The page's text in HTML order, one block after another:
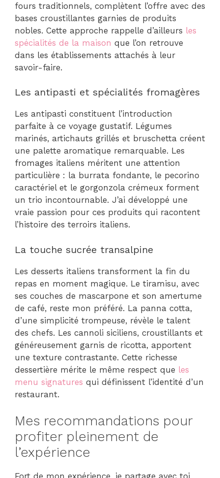
fours traditionnels, complètent l’offre avec des
bases croustillantes garnies de produits
nobles. Cette approche rappelle d’ailleurs les
spécialités de la maison que l’on retrouve
dans les établissements attachés à leur
savoir-faire.
Les antipasti et spécialités fromagères
Les antipasti constituent l’introduction
parfaite à ce voyage gustatif. Légumes
marinés, artichauts grillés et bruschetta créent
une palette aromatique remarquable. Les
fromages italiens méritent une attention
particulière : la burrata fondante, le pecorino
caractériel et le gorgonzola crémeux forment
un trio incontournable. J’ai développé une
vraie passion pour ces produits qui racontent
l’histoire des terroirs italiens.
La touche sucrée transalpine
Les desserts italiens transforment la fin du
repas en moment magique. Le tiramisu, avec
ses couches de mascarpone et son amertume
de café, reste mon préféré. La panna cotta,
d’une simplicité trompeuse, révèle le talent
des chefs. Les cannoli siciliens, croustillants et
généreusement garnis de ricotta, apportent
une texture contrastante. Cette richesse
dessertière mérite le même respect que les
menu signatures qui définissent l’identité d’un
restaurant.
Mes recommandations pour
profiter pleinement de
l’expérience